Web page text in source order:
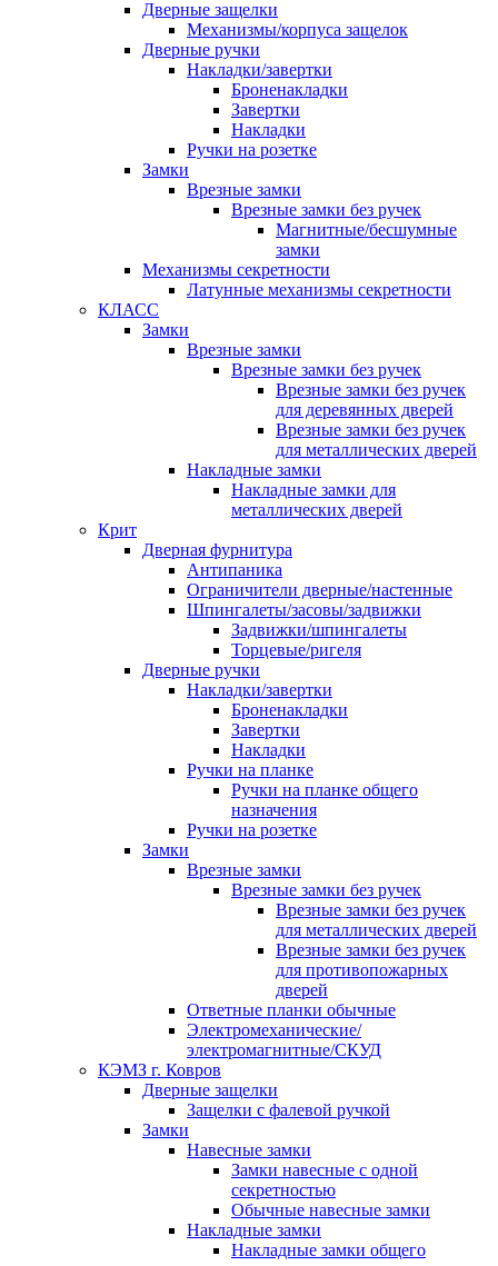
Дверные защелки
Механизмы/корпуса защелок
Дверные ручки
Накладки/завертки
Броненакладки
Завертки
Накладки
Ручки на розетке
Замки
Врезные замки
Врезные замки без ручек
Магнитные/бесшумные
замки
Механизмы секретности
Латунные механизмы секретности
КЛАСС
Замки
Врезные замки
Врезные замки без ручек
Врезные замки без ручек
для деревянных дверей
Врезные замки без ручек
для металлических дверей
Накладные замки
Накладные замки для
металлических дверей
Крит
Дверная фурнитура
Антипаника
Ограничители дверные/настенные
Шпингалеты/засовы/задвижки
Задвижки/шпингалеты
Торцевые/ригеля
Дверные ручки
Накладки/завертки
Броненакладки
Завертки
Накладки
Ручки на планке
Ручки на планке общего
назначения
Ручки на розетке
Замки
Врезные замки
Врезные замки без ручек
Врезные замки без ручек
для металлических дверей
Врезные замки без ручек
для противопожарных
дверей
Ответные планки обычные
Электромеханические/
электромагнитные/СКУД
КЭМЗ г. Ковров
Дверные защелки
Защелки с фалевой ручкой
Замки
Навесные замки
Замки навесные с одной
секретностью
Обычные навесные замки
Накладные замки
Накладные замки общего